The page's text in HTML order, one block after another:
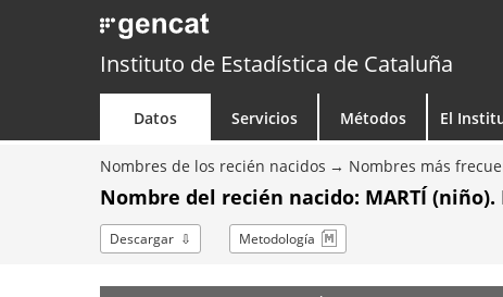
Instituto de Estadística de Cataluña
Datos Servicios Métodos El
Nombres de los recién nacidos Nombres más
Nombre del recién nacido: MARTÍ
Descargar Metodología